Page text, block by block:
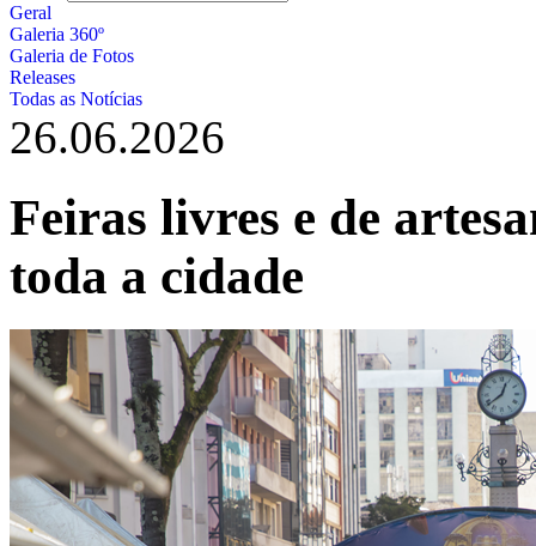
Geral
Galeria 360º
Galeria de Fotos
Releases
Todas as Notícias
26.06.2026
Feiras livres e de
toda a cidade